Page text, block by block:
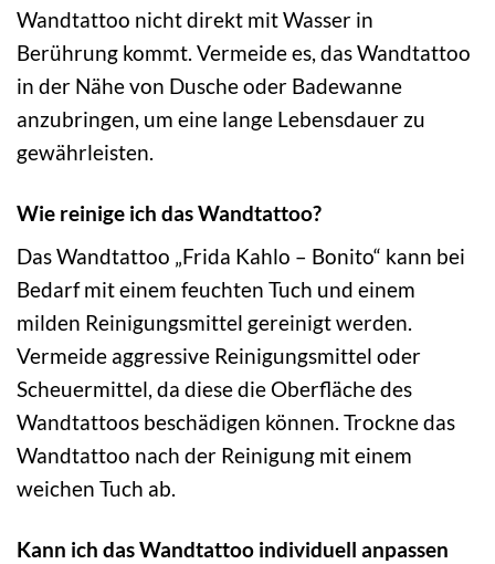
Wandtattoo nicht direkt mit Wasser in
Berührung kommt. Vermeide es, das Wandtattoo
in der Nähe von Dusche oder Badewanne
anzubringen, um eine lange Lebensdauer zu
gewährleisten.
Wie reinige ich das Wandtattoo?
Das Wandtattoo „Frida Kahlo – Bonito“ kann bei
Bedarf mit einem feuchten Tuch und einem
milden Reinigungsmittel gereinigt werden.
Vermeide aggressive Reinigungsmittel oder
Scheuermittel, da diese die Oberfläche des
Wandtattoos beschädigen können. Trockne das
Wandtattoo nach der Reinigung mit einem
weichen Tuch ab.
Kann ich das Wandtattoo individuell anpassen